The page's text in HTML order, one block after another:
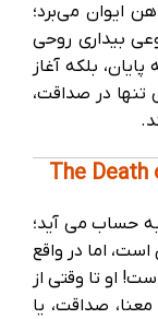
ایوان می‌برد؛
بیداری روحی
بلکه آغاز
تنها در صداقت،
حساب می آید؛
اما در واقع
او تا وقتی از
صداقت، یا